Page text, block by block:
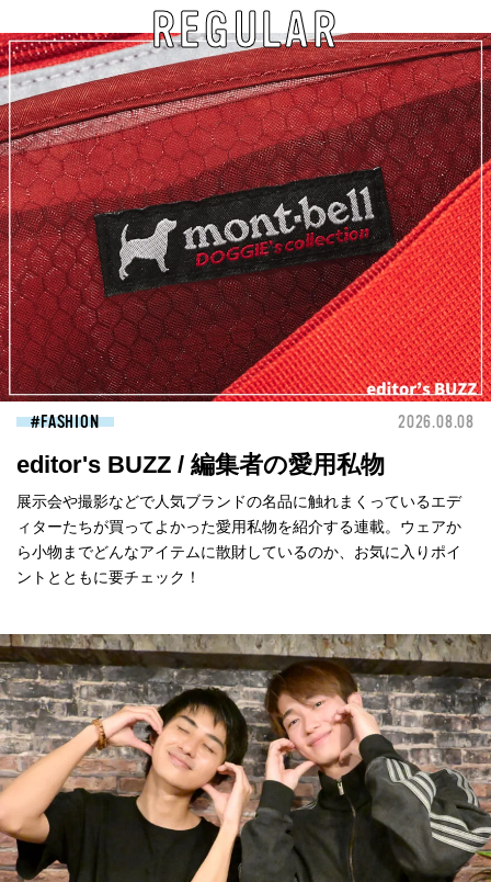
REGULAR
FASHION 2026.08.08
editor's BUZZ / 編集者の愛用私物
展示会や撮影などで人気ブランドの名品に触れまくっているエデ
ィターたちが買ってよかった愛用私物を紹介する連載。ウェアか
ら小物までどんなアイテムに散財しているのか、お気に入りポイ
ントとともに要チェック！